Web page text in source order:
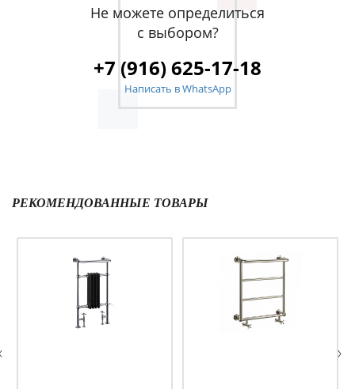
Не можете определиться
с выбором?
+7 (916) 625-17-18
Написать в WhatsApp
РЕКОМЕНДОВАННЫЕ ТОВАРЫ